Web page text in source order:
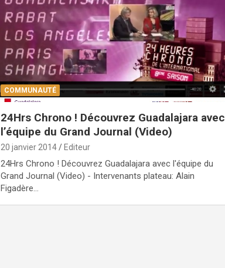
COMMUNAUTÉ
24Hrs Chrono ! Découvrez Guadalajara avec
l’équipe du Grand Journal (Video)
20 janvier 2014 Editeur
24Hrs Chrono ! Découvrez Guadalajara avec l'équipe du
Grand Journal (Video) - Intervenants plateau: Alain
Figadère…